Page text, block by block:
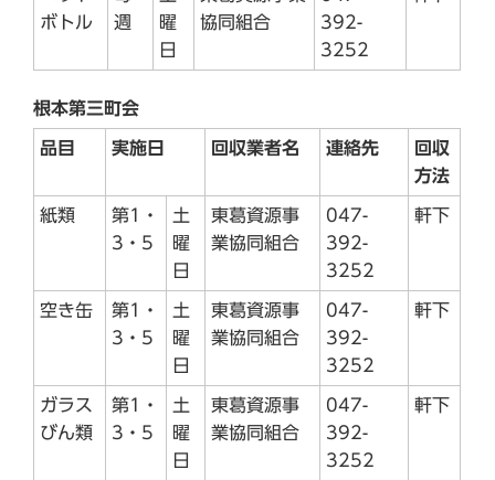
ボトル
週
曜
日
協同組合
392-
3252
根本第三町会
品目 実施日 回収業者名 連絡先
回収
方法
紙類
第1・
3・5
土
曜
日
東葛資源事
業協同組合
047-
392-
3252
軒下
空き缶
第1・
3・5
土
曜
日
東葛資源事
業協同組合
047-
392-
3252
軒下
ガラス
びん類
第1・
3・5
土
曜
日
東葛資源事
業協同組合
047-
392-
3252
軒下